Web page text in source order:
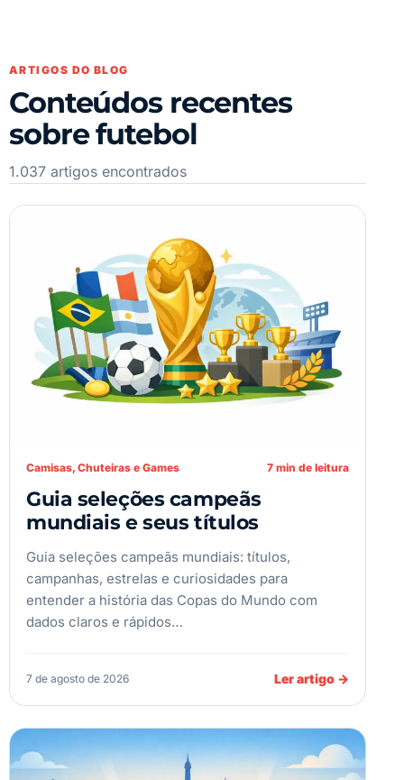
ARTIGOS DO BLOG
Conteúdos recentes
sobre futebol
1.037 artigos encontrados
Camisas, Chuteiras e Games 7 min de leitura
Guia seleções campeãs
mundiais e seus títulos
Guia seleções campeãs mundiais: títulos,
campanhas, estrelas e curiosidades para
entender a história das Copas do Mundo com
dados claros e rápidos…
7 de agosto de 2026 Ler artigo →